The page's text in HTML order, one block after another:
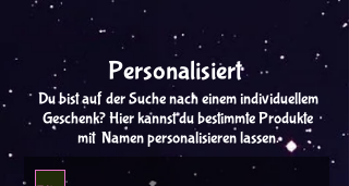
Personalisiert
Du bist auf der Suche nach einem individuellem
Geschenk? Hier kannst du bestimmte Produkte
mit Namen personalisieren lassen.